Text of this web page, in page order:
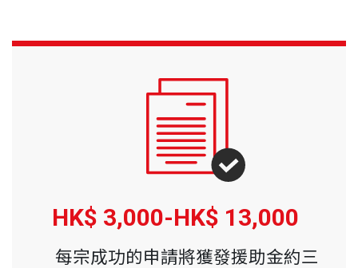
HK$ 3,000-HK$ 13,000
每宗成功的申請將獲發援助金約三